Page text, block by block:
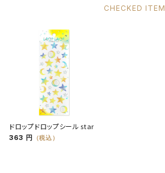
CHECKED ITEM
ドロップドロップシール star
363 円 （税込）